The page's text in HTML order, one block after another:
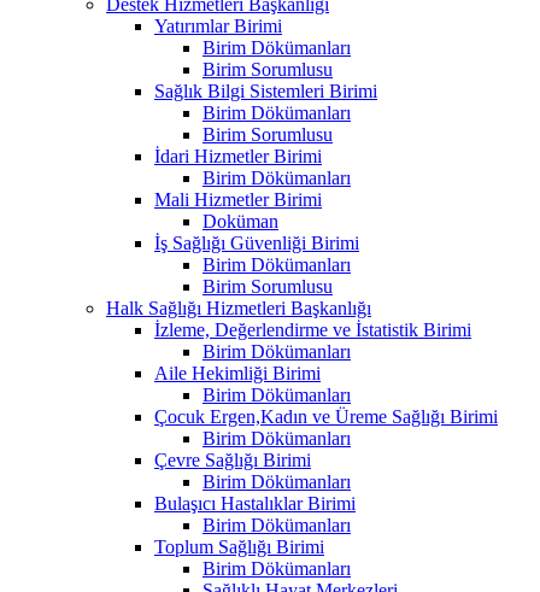
Yatırımlar Birimi
Birim Dökümanları
Birim Sorumlusu
Sağlık Bilgi Sistemleri Birimi
Birim Dökümanları
Birim Sorumlusu
İdari Hizmetler Birimi
Birim Dökümanları
Mali Hizmetler Birimi
Doküman
İş Sağlığı Güvenliği Birimi
Birim Dökümanları
Birim Sorumlusu
Halk Sağlığı Hizmetleri Başkanlığı
İzleme, Değerlendirme ve İstatistik Birimi
Birim Dökümanları
Aile Hekimliği Birimi
Birim Dökümanları
Çocuk Ergen,Kadın ve Üreme Sağlığı Birimi
Birim Dökümanları
Çevre Sağlığı Birimi
Birim Dökümanları
Bulaşıcı Hastalıklar Birimi
Birim Dökümanları
Toplum Sağlığı Birimi
Birim Dökümanları